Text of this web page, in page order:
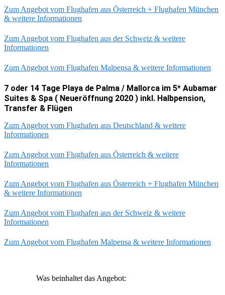
Zum Angebot vom Flughafen aus Österreich + Flughafen München
& weitere Informationen
Zum Angebot vom Flughafen aus der Schweiz & weitere
Informationen
Zum Angebot vom Flughafen Malpensa & weitere Informationen
7 oder 14 Tage Playa de Palma / Mallorca im 5* Aubamar
Suites & Spa ( Neueröffnung 2020 ) inkl. Halbpension,
Transfer & Flügen
Zum Angebot vom Flughafen aus Deutschland & weitere
Informationen
Zum Angebot vom Flughafen aus Österreich & weitere
Informationen
Zum Angebot vom Flughafen aus Österreich + Flughafen München
& weitere Informationen
Zum Angebot vom Flughafen aus der Schweiz & weitere
Informationen
Zum Angebot vom Flughafen Malpensa & weitere Informationen
Was beinhaltet das Angebot: